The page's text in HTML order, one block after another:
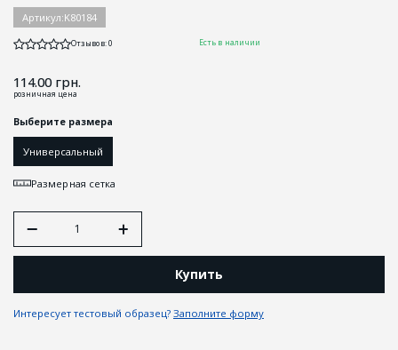
Артикул:K80184
Отзывов: 0 Есть в наличии
114.00грн.
розничная цена
Выберите размера
Универсальный
Размерная сетка
Купить
Интересует тестовый образец? Заполните форму